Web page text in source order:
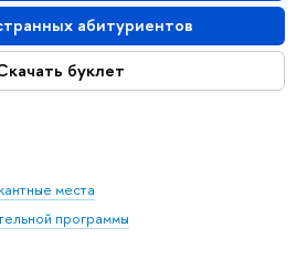
абитуриентов
буклет
места
программы